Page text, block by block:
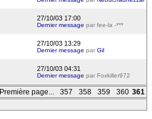
27/10/03 17:00
Dernier message par fee-la -***
27/10/03 13:29
Dernier message par Gil
27/10/03 04:31
Dernier message par Foxkiller972
Première page... 357 358 359 360 361